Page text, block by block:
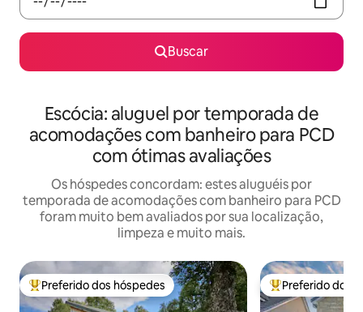
Buscar
Escócia: aluguel por temporada de
acomodações com banheiro para PCD
com ótimas avaliações
Os hóspedes concordam: estes aluguéis por
temporada de acomodações com banheiro para PCD
foram muito bem avaliados por sua localização,
limpeza e muito mais.
Entre os melhores preferidos dos hóspedes
Preferido dos hóspedes Entre os
Preferido dos